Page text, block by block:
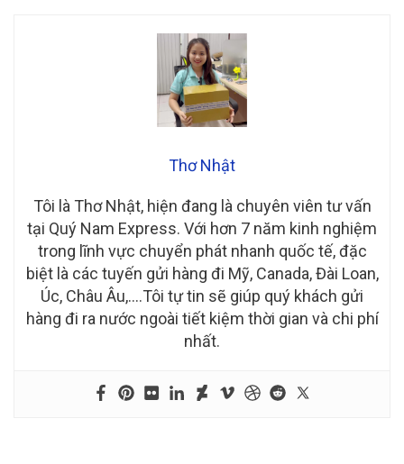
Thơ Nhật
Tôi là Thơ Nhật, hiện đang là chuyên viên tư vấn
tại Quý Nam Express. Với hơn 7 năm kinh nghiệm
trong lĩnh vực chuyển phát nhanh quốc tế, đặc
biệt là các tuyến gửi hàng đi Mỹ, Canada, Đài Loan,
Úc, Châu Âu,….Tôi tự tin sẽ giúp quý khách gửi
hàng đi ra nước ngoài tiết kiệm thời gian và chi phí
nhất.